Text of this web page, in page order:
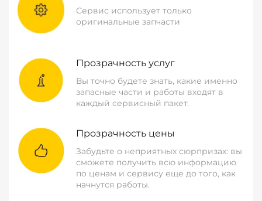
Сервис использует только
оригинальные запчасти
Прозрачность услуг
Вы точно будете знать, какие именно
запасные части и работы входят в
каждый сервисный пакет.
Прозрачность цены
Забудьте о неприятных сюрпризах: вы
сможете получить всю информацию
по ценам и сервису еще до того, как
начнутся работы.